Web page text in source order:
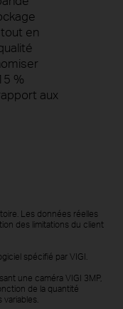
en
%
aux
Les données réelles
des limitations du client
spécifié par VIGI.
une caméra VIGI 3MP,
de la quantité